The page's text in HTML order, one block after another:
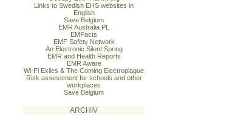
Links to Swedish EHS websites in
English
Save Belgium
EMR Australia PL
EMFacts
EMF Safety Network
An Electronic Silent Spring
EMR and Health Reports
EMR Aware
Wi-Fi Exiles & The Coming Electroplague
Risk assessment for schools and other
workplaces
Save Belgium
ARCHIV